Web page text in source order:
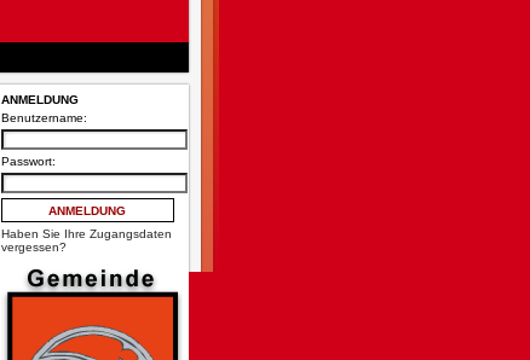
ANMELDUNG
Benutzername:
Passwort:
Haben Sie Ihre Zugangsdaten
vergessen?